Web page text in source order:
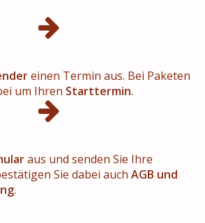
einen Termin aus. Bei Paketen
um Ihren Starttermin.
aus und senden Sie Ihre
Sie dabei auch AGB und
.